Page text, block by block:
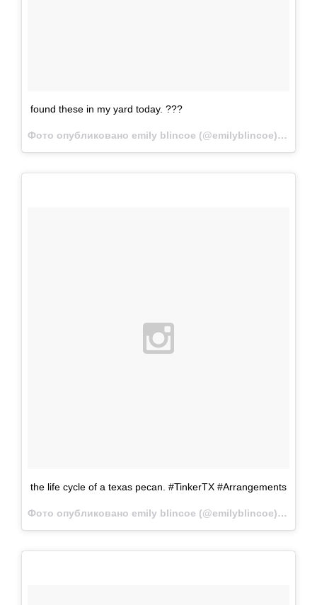
found these in my yard today. ???
Фото опубликовано emily blincoe (@emilyblincoe)Окт 7
the life cycle of a texas pecan. #TinkerTX #Аrrangements
Фото опубликовано emily blincoe (@emilyblincoe)Ноя 8